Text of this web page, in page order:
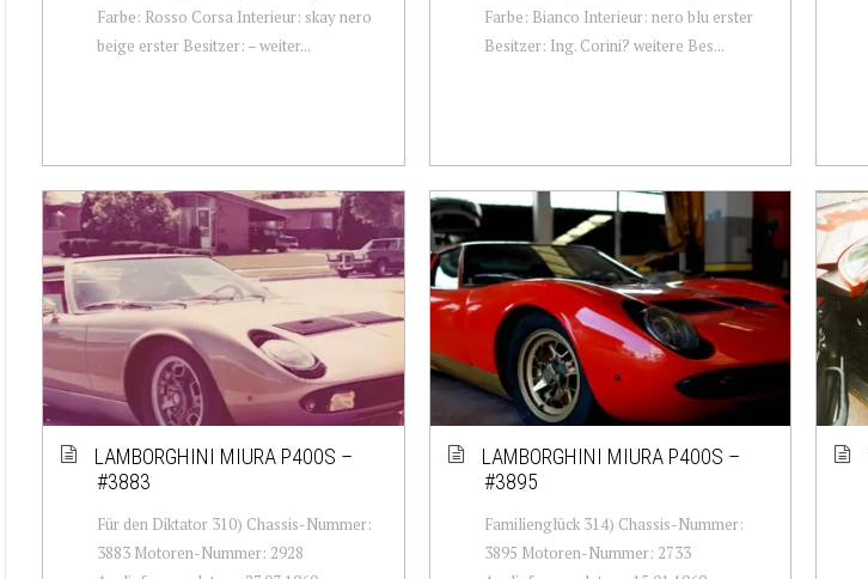
Farbe: Rosso Corsa Interieur: skay nero
beige erster Besitzer: – weiter...
Farbe: Bianco Interieur: nero blu erster
Besitzer: Ing. Corini? weitere Bes...
LAMBORGHINI MIURA P400S –
#3883
Für den Diktator 310) Chassis-Nummer:
3883 Motoren-Nummer: 2928
LAMBORGHINI MIURA P400S –
#3895
Familienglück 314) Chassis-Nummer:
3895 Motoren-Nummer: 2733